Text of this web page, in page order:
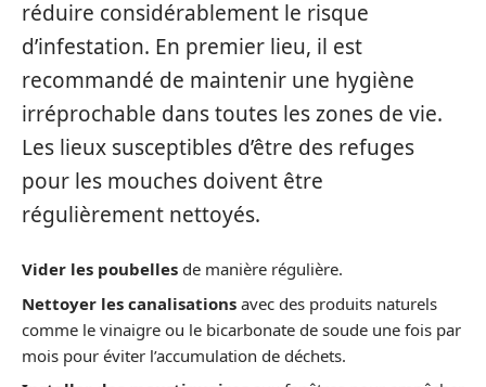
réduire considérablement le risque
d’infestation. En premier lieu, il est
recommandé de maintenir une hygiène
irréprochable dans toutes les zones de vie.
Les lieux susceptibles d’être des refuges
pour les mouches doivent être
régulièrement nettoyés.
Vider les poubelles de manière régulière.
Nettoyer les canalisations avec des produits naturels
comme le vinaigre ou le bicarbonate de soude une fois par
mois pour éviter l’accumulation de déchets.